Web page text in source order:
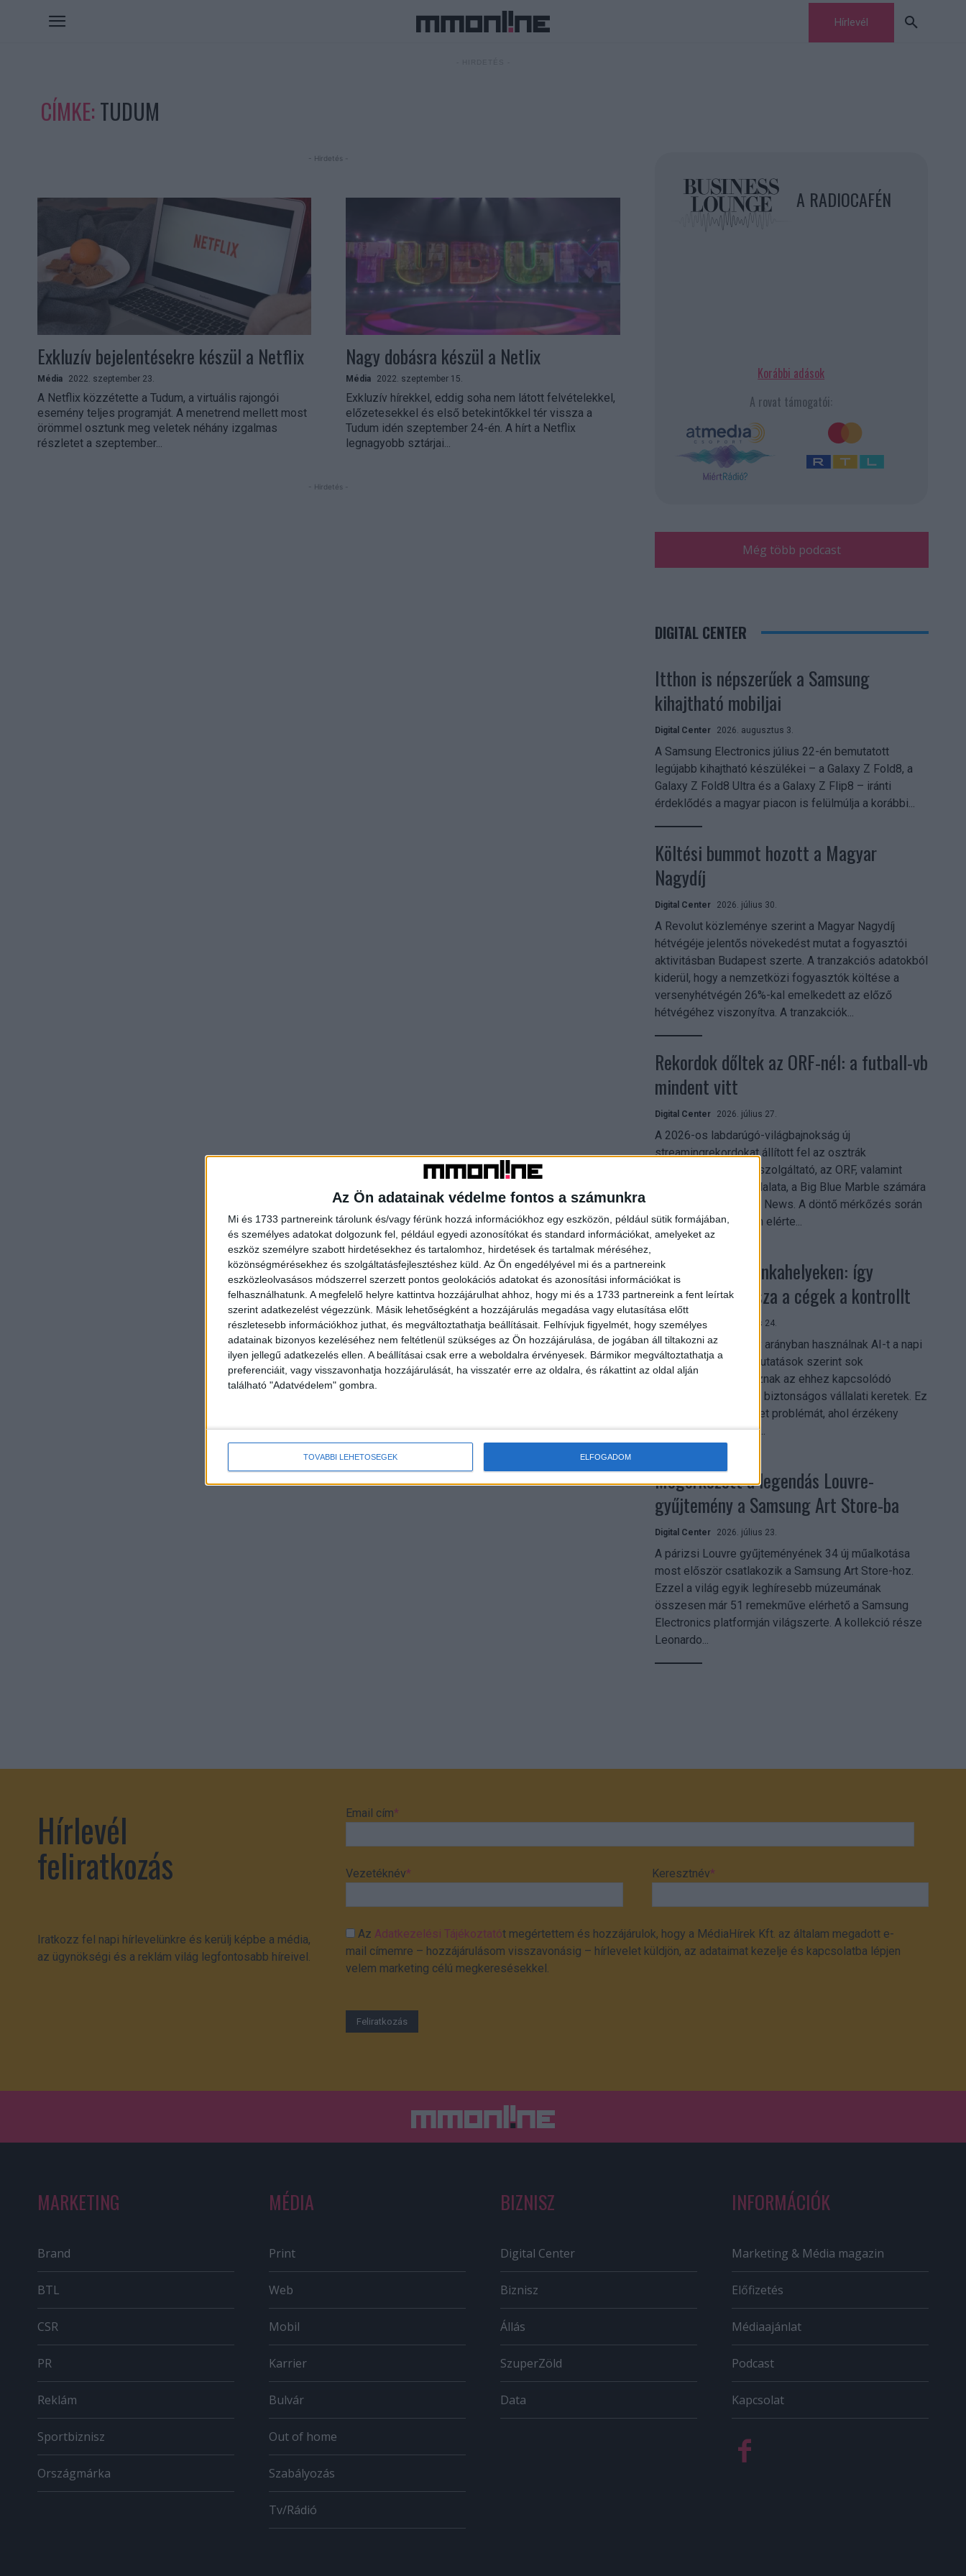
Az Ön adatainak védelme fontos a számunkra
Mi és 1733 partnereink tárolunk és/vagy férünk hozzá információkhoz egy eszközön, például sütik formájában,
és személyes adatokat dolgozunk fel, például egyedi azonosítókat és standard információkat, amelyeket az
eszköz személyre szabott hirdetésekhez és tartalomhoz, hirdetések és tartalmak méréséhez,
közönségmérésekhez és szolgáltatásfejlesztéshez küld. Az Ön engedélyével mi és a partnereink
eszközleolvasásos módszerrel szerzett pontos geolokációs adatokat és azonosítási információkat is
felhasználhatunk. A megfelelő helyre kattintva hozzájárulhat ahhoz, hogy mi és a 1733 partnereink a fent leírtak
szerint adatkezelést végezzünk. Másik lehetőségként a hozzájárulás megadása vagy elutasítása előtt
részletesebb információkhoz juthat, és megváltoztathatja beállításait. Felhívjuk figyelmét, hogy személyes
adatainak bizonyos kezeléséhez nem feltétlenül szükséges az Ön hozzájárulása, de jogában áll tiltakozni az
ilyen jellegű adatkezelés ellen. A beállításai csak erre a weboldalra érvényesek. Bármikor megváltoztathatja a
preferenciáit, vagy visszavonhatja hozzájárulását, ha visszatér erre az oldalra, és rákattint az oldal alján
található "Adatvédelem" gombra.
TOVÁBBI LEHETŐSÉGEK ELFOGADOM
Hírlevél
CÍMKE: TUDUM
- Hirdetés -
Exkluzív bejelentésekre készül a Netflix
Média 2022. szeptember 23.
A Netflix közzétette a Tudum, a virtuális rajongói
esemény teljes programját. A menetrend mellett most
örömmel osztunk meg veletek néhány izgalmas
részletet a szeptember...
Nagy dobásra készül a Netlix
Média 2022. szeptember 15.
Exkluzív hírekkel, eddig soha nem látott felvételekkel,
előzetesekkel és első betekintőkkel tér vissza a
Tudum idén szeptember 24-én. A hírt a Netflix
legnagyobb sztárjai...
- Hirdetés -
A RADIOCAFÉN
Korábbi adások
A rovat támogatói:
Még több podcast
DIGITAL CENTER
Itthon is népszerűek a Samsung
kihajtható mobiljai
Digital Center 2026. augusztus 3.
A Samsung Electronics július 22-én bemutatott
legújabb kihajtható készülékei – a Galaxy Z Fold8, a
Galaxy Z Fold8 Ultra és a Galaxy Z Flip8 – iránti
érdeklődés a magyar piacon is felülmúlja a korábbi...
Költési bummot hozott a Magyar
Nagydíj
Digital Center 2026. július 30.
A Revolut közleménye szerint a Magyar Nagydíj
hétvégéje jelentős növekedést mutat a fogyasztói
aktivitásban Budapest szerte. A tranzakciós adatokból
kiderül, hogy a nemzetközi fogyasztók költése a
versenyhétvégén 26%-kal emelkedett az előző
hétvégéhez viszonyítva. A tranzakciók...
Rekordok dőltek az ORF-nél: a futball-vb
mindent vitt
Digital Center 2026. július 27.
A 2026-os labdarúgó-világbajnokság új
streamingrekordokat állított fel az osztrák
közszolgálati műsorszolgáltató, az ORF, valamint
technológiai leányvállalata, a Big Blue Marble számára
– írja a Broadband TV News. A döntő mérkőzés során
az átlagos nézőszám elérte...
Shadow AI a munkahelyeken: így
szerezhetik vissza a cégek a kontrollt
Digital Center 2026. július 24.
A munkavállalók nagy arányban használnak AI-t a napi
munkában, ám friss kutatások szerint sok
szervezetnél hiányoznak az ehhez kapcsolódó
világos irányelvek és biztonságos vállalati keretek. Ez
különösen ott jelenthet problémát, ahol érzékeny
üzleti információkkal...
Megérkezett a legendás Louvre-
gyűjtemény a Samsung Art Store-ba
Digital Center 2026. július 23.
A párizsi Louvre gyűjteményének 34 új műalkotása
most először csatlakozik a Samsung Art Store-hoz.
Ezzel a világ egyik leghíresebb múzeumának
összesen már 51 remekműve elérhető a Samsung
Electronics platformján világszerte. A kollekció része
Leonardo...
Hírlevél
feliratkozás
Iratkozz fel napi hírlevelünkre és kerülj képbe a média,
az ügynökségi és a reklám világ legfontosabb híreivel.
Email cím*
Vezetéknév* Keresztnév*
AzAdatkezelési Tájékoztatót megértettem és hozzájárulok, hogy a MédiaHírek Kft. az általam megadott e-
mail címemre – hozzájárulásom visszavonásig – hírlevelet küldjön, az adataimat kezelje és kapcsolatba lépjen
velem marketing célú megkeresésekkel.
MARKETING
Brand
BTL
CSR
PR
Reklám
Sportbiznisz
Országmárka
MÉDIA
Print
Web
Mobil
Karrier
Bulvár
Out of home
Szabályozás
Tv/Rádió
BIZNISZ
Digital Center
Biznisz
Állás
SzuperZöld
Data
INFORMÁCIÓK
Marketing & Média magazin
Előfizetés
Médiaajánlat
Podcast
Kapcsolat